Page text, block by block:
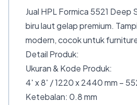
Jual HPL Formica 5521 Deep
biru laut gelap premium.
modern, cocok untuk
Detail Produk:
Ukuran & Kode Produk:
4′ x 8′ / 1220 x 2440 mm –
Ketebalan: 0.8 mm